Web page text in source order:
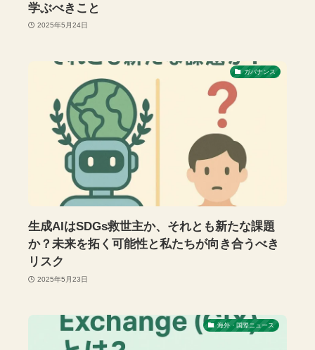
学ぶべきこと
2025年5月24日
ガバナンス
生成AIはSDGs救世主か、それとも新たな課題
か？未来を拓く可能性と私たちが向き合うべき
リスク
2025年5月23日
海外・国際ニュース